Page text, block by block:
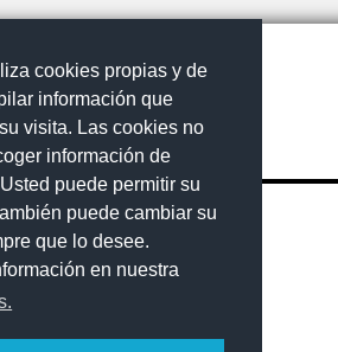
cookies propias y de
información que
visita. Las cookies no
información de
puede permitir su
puede cambiar su
que lo desee.
en nuestra